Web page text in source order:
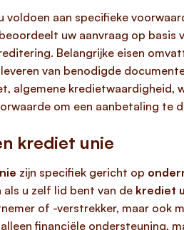
voldoen aan specifieke
beoordeelt uw aanvraag op basis
Belangrijke eisen
van benodigde
algemene kredietwaardigheid,
om een aanbetaling te
krediet unie
zijn specifiek gericht op
u zelf lid bent van de krediet
of -verstrekker, maar ook
financiële ondersteuning,